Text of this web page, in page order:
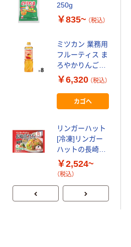
250g
￥835~ （税込）
ミツカン 業務用
フルーティス ま
ろやかりんご酢
ドリンク
1000ml 1セット
（8本）６倍濃
縮 大容量 飲
酢 ビネガー
￥6,320 （税込）
カゴへ
リンガーハット
[冷凍]リンガー
ハットの長崎皿
うどん
￥2,524~
（税込）